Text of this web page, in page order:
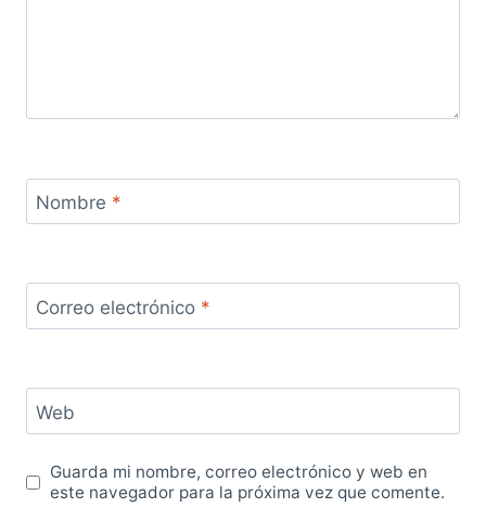
Nombre *
Correo electrónico *
Web
Guarda mi nombre, correo electrónico y web en
este navegador para la próxima vez que comente.